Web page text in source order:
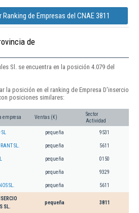
Ranking de Empresas del CNAE 3811
de
Sl. se encuentra en la posición 4.079 del
la posición en el ranking de Empresa D'insercio
posiciones similares:
empresa Ventas (€)
Sector
Actividad
SL pequeña 9531
SL. pequeña 5611
pequeña 0150
pequeña 9329
SL. pequeña 5611
SL.
pequeña 3811